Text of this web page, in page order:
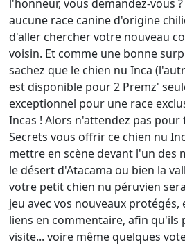
l'honneur, vous demandez-vous
aucune race canine d'origine
d'aller chercher votre nouveau
voisin. Et comme une bonne
sachez que le chien nu Inca
est disponible pour 2 Premz'
exceptionnel pour une race
Incas ! Alors n'attendez pas pour
Secrets vous offrir ce chien nu
mettre en scène devant l'un des
le désert d'Atacama ou bien la
votre petit chien nu péruvien
jeu avec vos nouveaux
liens en commentaire, afin qu'ils
visite... voire même quelques